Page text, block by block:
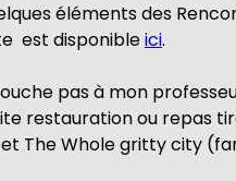
éléments des
est disponibleici.
pas à mon
restauration ou repas
The Whole gritty city